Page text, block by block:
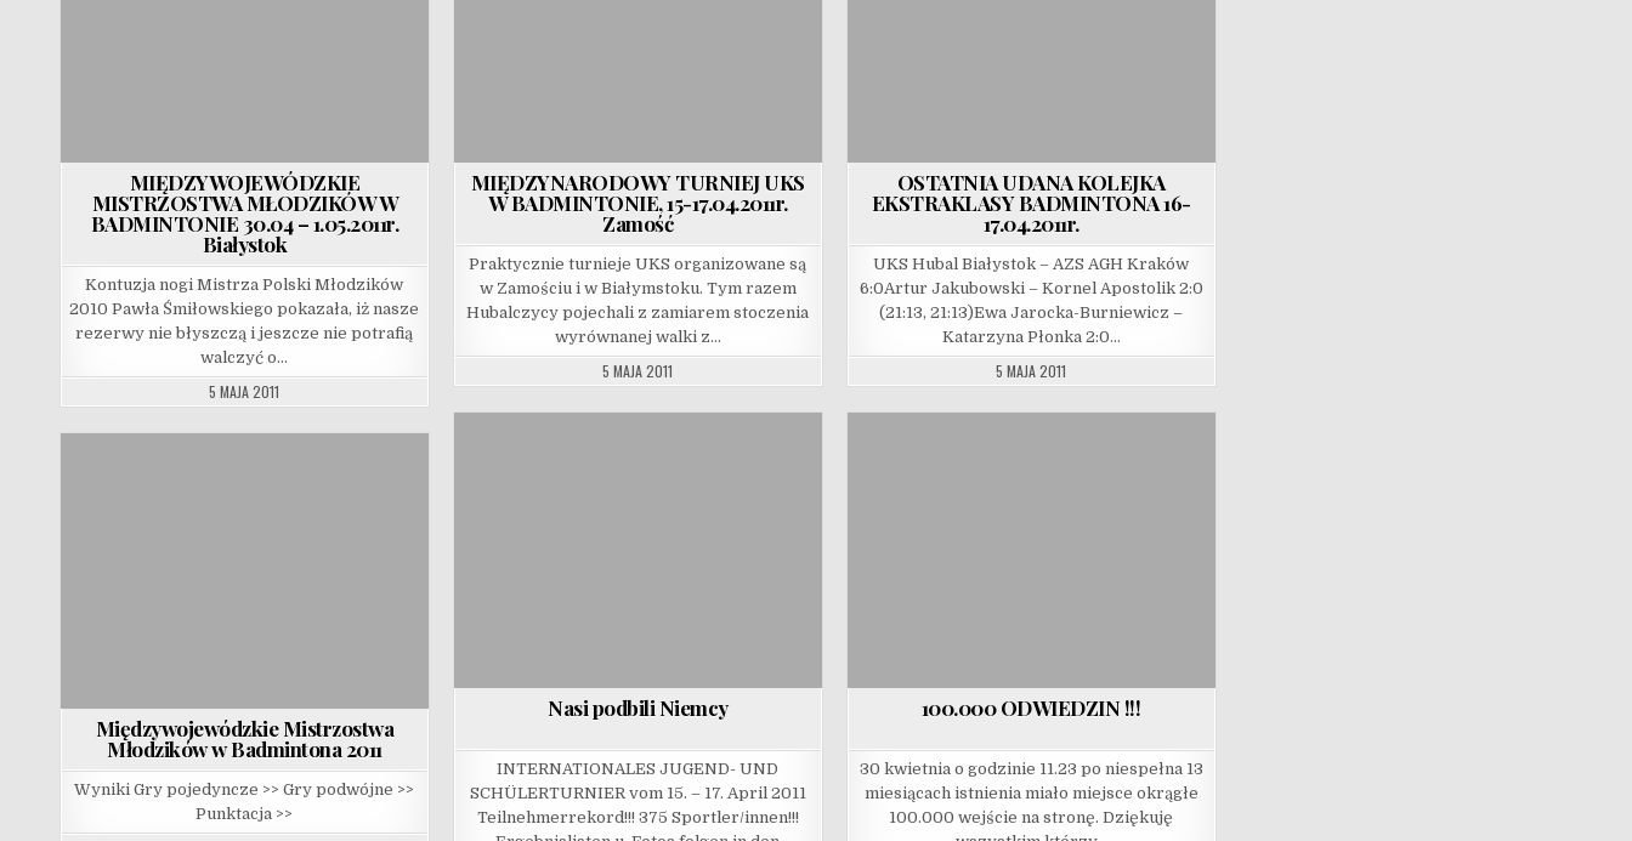
MIĘDZYWOJEWÓDZKIE
MISTRZOSTWA MŁODZIKÓW W
BADMINTONIE 30.04 – 1.05.2011r.
Białystok
Kontuzja nogi Mistrza Polski Młodzików
2010 Pawła Śmiłowskiego pokazała, iż nasze
rezerwy nie błyszczą i jeszcze nie potrafią
walczyć o…
5 MAJA 2011
MIĘDZYNARODOWY TURNIEJ UKS
W BADMINTONIE, 15-17.04.2011r.
Zamość
Praktycznie turnieje UKS organizowane są
w Zamościu i w Białymstoku. Tym razem
Hubalczycy pojechali z zamiarem stoczenia
wyrównanej walki z…
5 MAJA 2011
OSTATNIA UDANA KOLEJKA
EKSTRAKLASY BADMINTONA 16-
17.04.2011r.
UKS Hubal Białystok – AZS AGH Kraków
6:0Artur Jakubowski – Kornel Apostolik 2:0
(21:13, 21:13)Ewa Jarocka-Burniewicz –
Katarzyna Płonka 2:0…
5 MAJA 2011
Nasi podbili Niemcy
INTERNATIONALES JUGEND- UND
SCHÜLERTURNIER vom 15. – 17. April 2011
Teilnehmerrekord!!! 375 Sportler/innen!!!
100.000 ODWIEDZIN !!!
30 kwietnia o godzinie 11.23 po niespełna 13
miesiącach istnienia miało miejsce okrągłe
100.000 wejście na stronę. Dziękuję
Międzywojewódzkie Mistrzostwa
Młodzików w Badmintona 2011
Wyniki Gry pojedyncze >> Gry podwójne >>
Punktacja >>